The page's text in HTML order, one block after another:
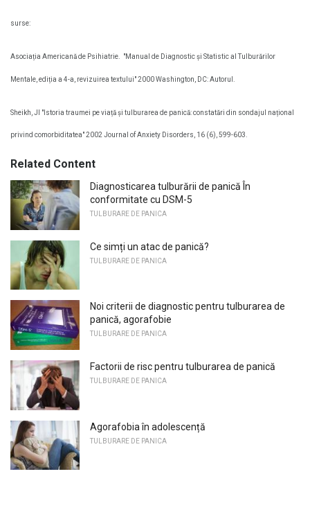
surse:
Asociația Americană de Psihiatrie. "Manual de Diagnostic și Statistic al Tulburărilor
Mentale, ediția a 4-a, revizuirea textului" 2000 Washington, DC: Autorul.
Sheikh, JI "Istoria traumei pe viață și tulburarea de panică: constatări din sondajul național
privind comorbiditatea" 2002 Journal of Anxiety Disorders, 16 (6), 599-603.
Related Content
Diagnosticarea tulburării de panică În
conformitate cu DSM-5
TULBURARE DE PANICA
Ce simți un atac de panică?
TULBURARE DE PANICA
Noi criterii de diagnostic pentru tulburarea de
panică, agorafobie
TULBURARE DE PANICA
Factorii de risc pentru tulburarea de panică
TULBURARE DE PANICA
Agorafobia în adolescență
TULBURARE DE PANICA